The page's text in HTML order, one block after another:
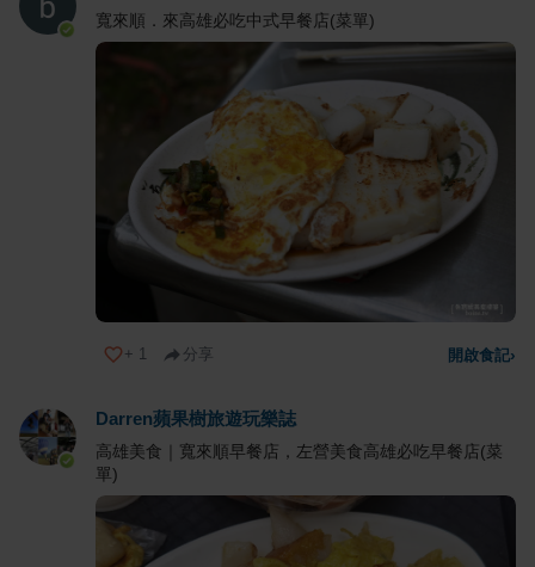
寬來順．來高雄必吃中式早餐店(菜單)
+ 1 分享 開啟食記›
Darren蘋果樹旅遊玩樂誌
高雄美食｜寬來順早餐店，左營美食高雄必吃早餐店(菜
單)